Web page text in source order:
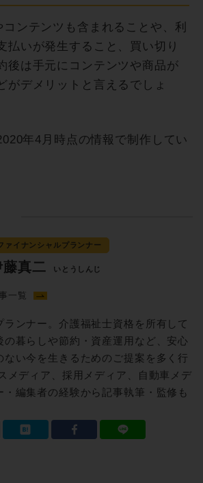
ンテンツも含まれることや、利
払いが発生すること、買い切り
後は手元にコンテンツや商品が
がデメリットと言えるでしょ
年4月時点の情報で制作してい
ァイナンシャルプランナー
藤真二 いとうしんじ
一覧
ランナー。介護福祉士資格を所有して
の暮らしや節約・資産運用など、安心
ない今を生きるためのご提案を多く行
メディア、採用メディア、自動車メデ
・編集者の経験から記事執筆・監修も